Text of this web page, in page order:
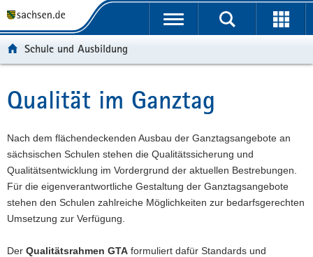
t
ü
e
r
g
r
e
i
e
t
n
v
i
g
a
t
i
n
p
n
a
l
t
t
-
e
r
e
i
c
h
Schule und Ausbildung
Hauptinhalt
Qualität im Ganztag
Nach dem flächendeckenden Ausbau der Ganztagsangebote an
sächsischen Schulen stehen die Qualitätssicherung und
Qualitätsentwicklung im Vordergrund der aktuellen Bestrebungen.
Für die eigenverantwortliche Gestaltung der Ganztagsangebote
stehen den Schulen zahlreiche Möglichkeiten zur bedarfsgerechten
Umsetzung zur Verfügung.
Der Qualitätsrahmen GTA formuliert dafür Standards und